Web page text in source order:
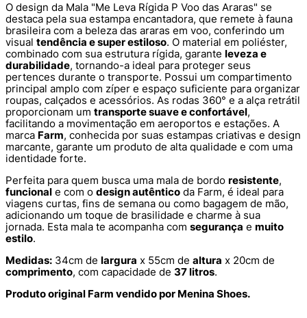
O design da Mala "Me Leva Rígida P Voo das Araras" se
destaca pela sua estampa encantadora, que remete à fauna
brasileira com a beleza das araras em voo, conferindo um
visual tendência e super estiloso. O material em poliéster,
combinado com sua estrutura rígida, garante leveza e
durabilidade, tornando-a ideal para proteger seus
pertences durante o transporte. Possui um compartimento
principal amplo com zíper e espaço suficiente para organizar
roupas, calçados e acessórios. As rodas 360° e a alça retrátil
proporcionam um transporte suave e confortável,
facilitando a movimentação em aeroportos e estações. A
marca Farm, conhecida por suas estampas criativas e design
marcante, garante um produto de alta qualidade e com uma
identidade forte.
Perfeita para quem busca uma mala de bordo resistente,
funcional e com o design autêntico da Farm, é ideal para
viagens curtas, fins de semana ou como bagagem de mão,
adicionando um toque de brasilidade e charme à sua
jornada. Esta mala te acompanha com segurança e muito
estilo.
Medidas: 34cm de largura x 55cm de altura x 20cm de
comprimento, com capacidade de 37 litros.
Produto original Farm vendido por Menina Shoes.